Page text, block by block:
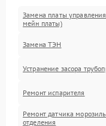
Замена платы
мейн платы)
Замена ТЭН
Устранение засора
Ремонт испарителя
Ремонт датчика
отделения